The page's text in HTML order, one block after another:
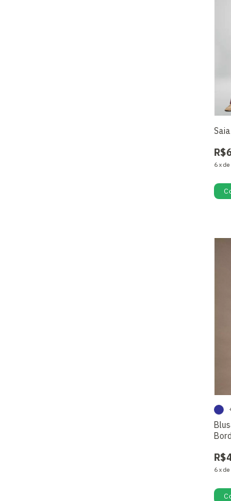
6xde
6xde